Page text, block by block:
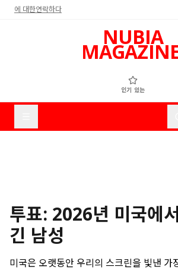
에 대한연락하다
NUBIA
인기 있는
투표: 2026년 미국에
긴 남성
미국은 오랫동안 우리의 스크린을 빛낸 가